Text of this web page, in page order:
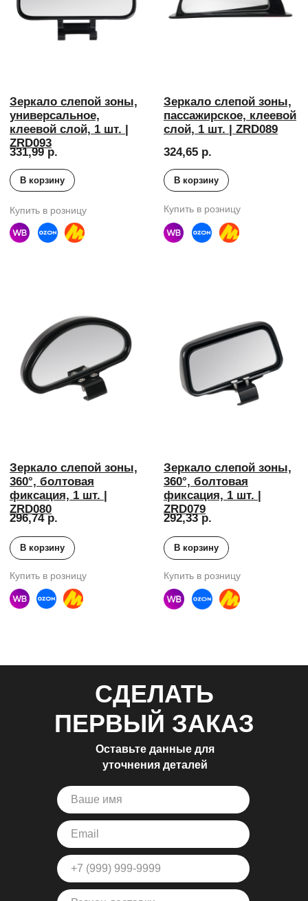
СДЕЛАТЬ
ПЕРВЫЙ ЗАКАЗ
Оставьте данные для
уточнения деталей